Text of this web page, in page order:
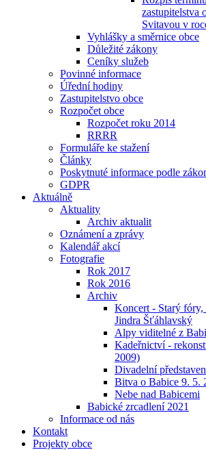
zastupitelstva
Svitavou v
Vyhlášky a směrnice obce
Důležité zákony
Ceníky služeb
Povinné informace
Úřední hodiny
Zastupitelstvo obce
Rozpočet obce
Rozpočet roku 2014
RRRR
Formuláře ke stažení
Články
Poskytnuté informace podle
GDPR
Aktuálně
Aktuality
Archiv aktualit
Oznámení a zprávy
Kalendář akcí
Fotografie
Rok 2017
Rok 2016
Archiv
Koncert - Starý fóry,
Jindra Šťáhlavský
Alpy viditelné z
Kadeřnictví -
2009)
Divadelní
Bitva o Babice 9. 5.
Nebe nad Babicemi
Babické zrcadlení 2021
Informace od nás
Kontakt
Projekty obce